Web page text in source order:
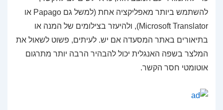
להשתמש ביותר מאפליקציה אחת (למשל גם Papago או
Microsoft Translator), ולהיעזר בצילומים של המנה או
בתיאורים באתר המסעדה אם יש. לעיתים, פשוט לשאול את
המלצר בשפה האנגלית יכול להבהיר הרבה יותר מתרגום
אוטומטי חסר הקשר.